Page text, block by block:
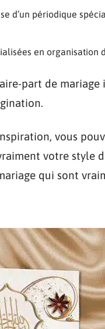
d’un périodique
en organisation
part de
vous
votre style
qui sont